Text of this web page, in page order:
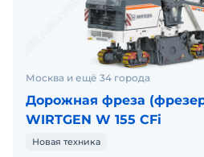
Москва и ещё 34 города
Дорожная фреза
WIRTGEN W 155 CFi
Новая техника